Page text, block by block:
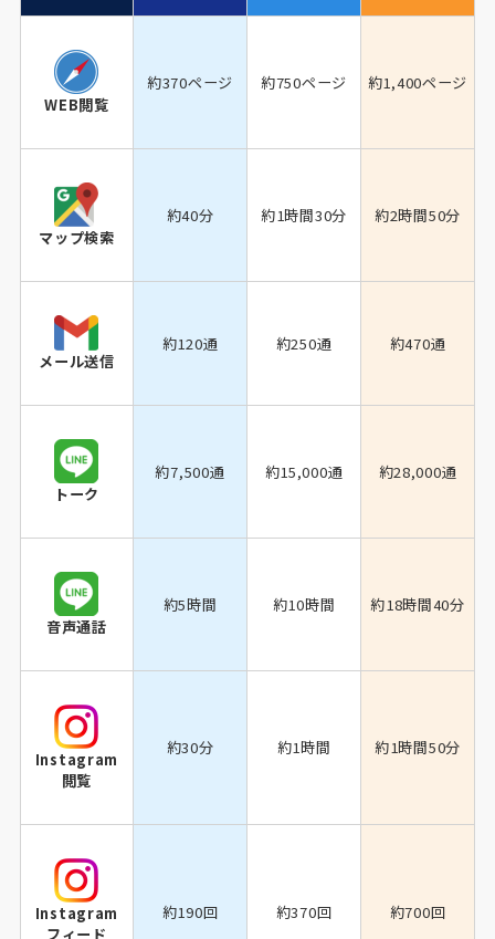
WEB閲覧
約370ページ 約750ページ 約1,400ページ
マップ検索
約40分 約1時間30分 約2時間50分
メール送信
約120通 約250通 約470通
トーク
約7,500通 約15,000通 約28,000通
音声通話
約5時間 約10時間 約18時間40分
Instagram
閲覧
約30分 約1時間 約1時間50分
Instagram
フィード
約190回 約370回 約700回